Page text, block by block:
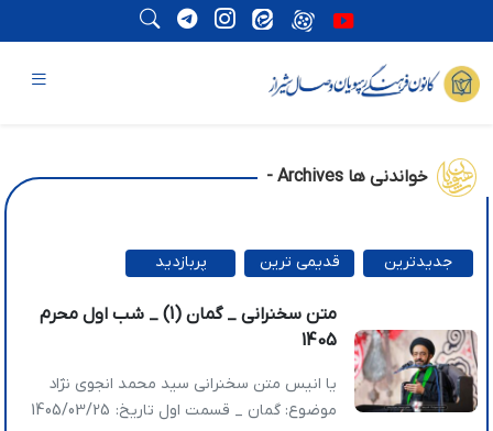
خواندنی ها Archives -
پربازدید
قدیمی ترین جدیدترین
متن سخنرانی _ گمان (1) _ شب اول محرم
1405
یا انیس متن سخنرانی سید محمد انجوی نژاد